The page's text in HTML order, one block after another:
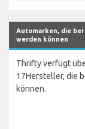
Automarken, die
werden können
Thrifty verfügt
17Hersteller, die
können.